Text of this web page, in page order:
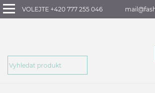
VOLEJTE +420 777 255 046